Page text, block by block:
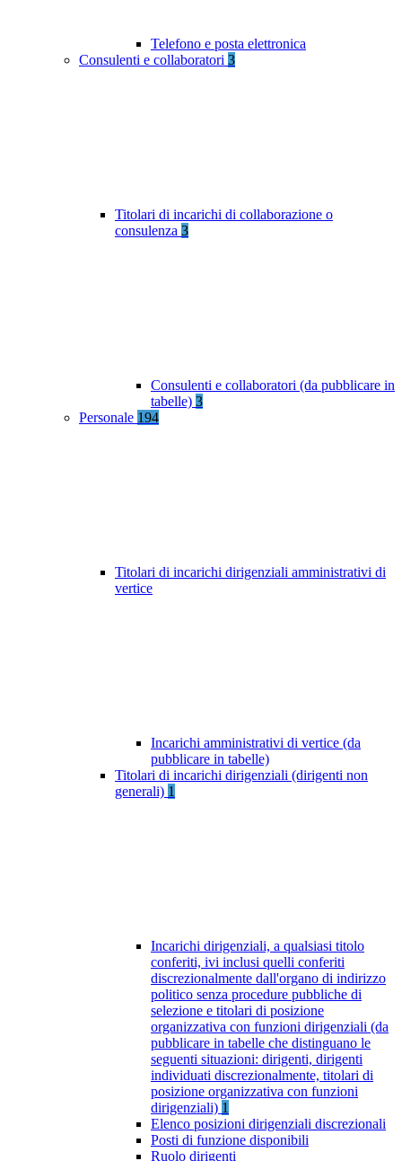
Telefono e posta elettronica
Consulenti e collaboratori 3
Titolari di incarichi di collaborazione o
consulenza 3
Consulenti e collaboratori (da pubblicare in
tabelle) 3
Personale 194
Titolari di incarichi dirigenziali amministrativi di
vertice
Incarichi amministrativi di vertice (da
pubblicare in tabelle)
Titolari di incarichi dirigenziali (dirigenti non
generali) 1
Incarichi dirigenziali, a qualsiasi titolo
conferiti, ivi inclusi quelli conferiti
discrezionalmente dall'organo di indirizzo
politico senza procedure pubbliche di
selezione e titolari di posizione
organizzativa con funzioni dirigenziali (da
pubblicare in tabelle che distinguano le
seguenti situazioni: dirigenti, dirigenti
individuati discrezionalmente, titolari di
posizione organizzativa con funzioni
dirigenziali) 1
Elenco posizioni dirigenziali discrezionali
Posti di funzione disponibili
Ruolo dirigenti